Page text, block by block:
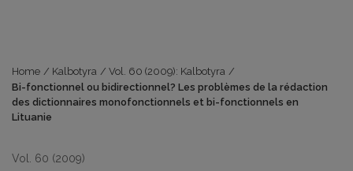
Home / Kalbotyra / Vol. 60 (2009): Kalbotyra /
Bi-fonctionnel ou bidirectionnel? Les problèmes de la rédaction
des dictionnaires monofonctionnels et bi-fonctionnels en
Lituanie
Vol. 60 (2009)